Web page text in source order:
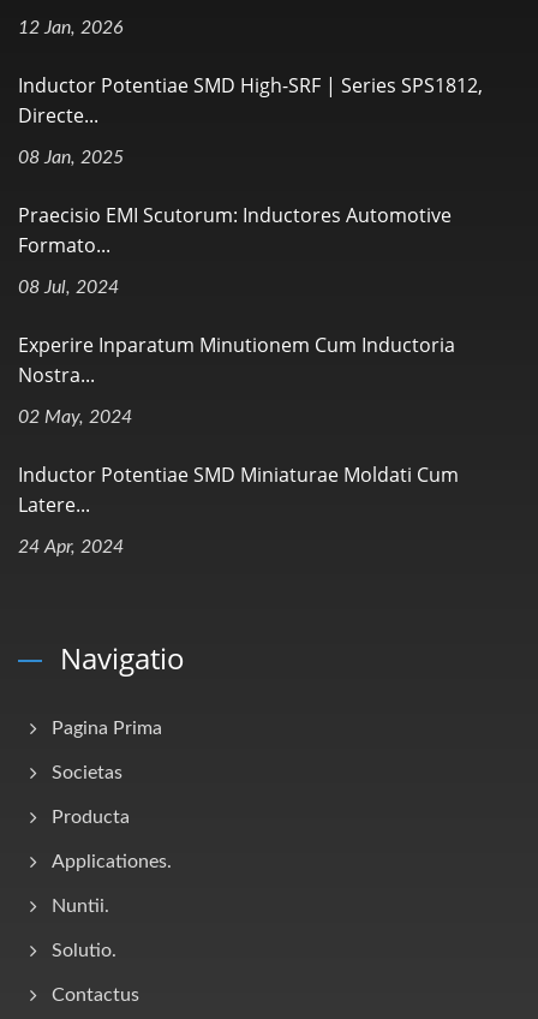
12 Jan, 2026
Inductor Potentiae SMD High-SRF | Series SPS1812,
Directe...
08 Jan, 2025
Praecisio EMI Scutorum: Inductores Automotive
Formato...
08 Jul, 2024
Experire Inparatum Minutionem Cum Inductoria
Nostra...
02 May, 2024
Inductor Potentiae SMD Miniaturae Moldati Cum
Latere...
24 Apr, 2024
Navigatio
Pagina Prima
Societas
Producta
Applicationes.
Nuntii.
Solutio.
Contactus